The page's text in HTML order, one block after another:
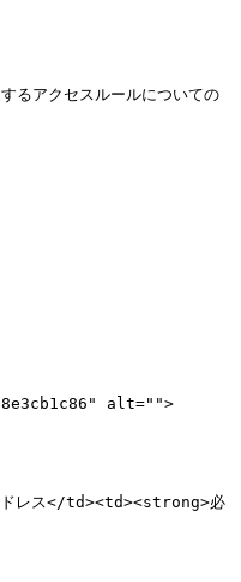
るアクセスルールについての
alt="">
レス</td><td><strong>必